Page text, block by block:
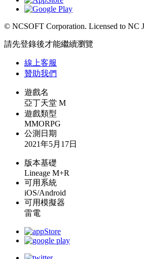
© NCSOFT Corporation. Licensed to NC
請先登錄後才能繼續瀏覽
線上客服
贊助我們
遊戲名
亞丁天堂 M
遊戲類型
MMORPG
公測日期
2021年5月17日
版本基礎
Lineage M+R
可用系統
iOS/Android
可用模擬器
雷電